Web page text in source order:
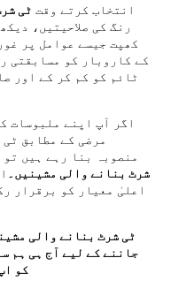
انتخاب کرتے وقت ٹی
رنگ کی صلاحیتیں،
کھپت جیسے عوامل پر
کے کاروبار کو مسابقتی
ٹائم کو کم کر کے اور
اگر آپ اپنے ملبوسات
مرضی کے مطابق
منصوبہ بنا رہے ہیں
شرٹ بنانے والی مشینیں۔
اعلیٰ معیار کو برقرار
ٹی شرٹ بنانے والی
جاننے کے لیے آج ہی ہم
کو